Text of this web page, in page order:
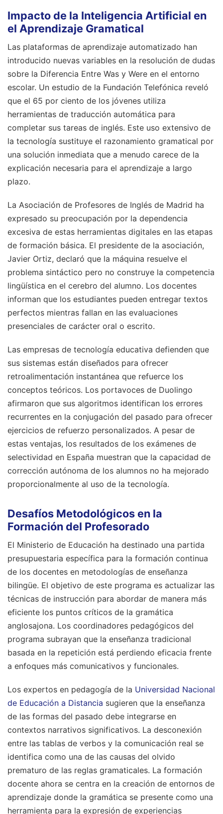
Impacto de la Inteligencia Artificial en
el Aprendizaje Gramatical
Las plataformas de aprendizaje automatizado han
introducido nuevas variables en la resolución de dudas
sobre la Diferencia Entre Was y Were en el entorno
escolar. Un estudio de la Fundación Telefónica reveló
que el 65 por ciento de los jóvenes utiliza
herramientas de traducción automática para
completar sus tareas de inglés. Este uso extensivo de
la tecnología sustituye el razonamiento gramatical por
una solución inmediata que a menudo carece de la
explicación necesaria para el aprendizaje a largo
plazo.
La Asociación de Profesores de Inglés de Madrid ha
expresado su preocupación por la dependencia
excesiva de estas herramientas digitales en las etapas
de formación básica. El presidente de la asociación,
Javier Ortiz, declaró que la máquina resuelve el
problema sintáctico pero no construye la competencia
lingüística en el cerebro del alumno. Los docentes
informan que los estudiantes pueden entregar textos
perfectos mientras fallan en las evaluaciones
presenciales de carácter oral o escrito.
Las empresas de tecnología educativa defienden que
sus sistemas están diseñados para ofrecer
retroalimentación instantánea que refuerce los
conceptos teóricos. Los portavoces de Duolingo
afirmaron que sus algoritmos identifican los errores
recurrentes en la conjugación del pasado para ofrecer
ejercicios de refuerzo personalizados. A pesar de
estas ventajas, los resultados de los exámenes de
selectividad en España muestran que la capacidad de
corrección autónoma de los alumnos no ha mejorado
proporcionalmente al uso de la tecnología.
Desafíos Metodológicos en la
Formación del Profesorado
El Ministerio de Educación ha destinado una partida
presupuestaria específica para la formación continua
de los docentes en metodologías de enseñanza
bilingüe. El objetivo de este programa es actualizar las
técnicas de instrucción para abordar de manera más
eficiente los puntos críticos de la gramática
anglosajona. Los coordinadores pedagógicos del
programa subrayan que la enseñanza tradicional
basada en la repetición está perdiendo eficacia frente
a enfoques más comunicativos y funcionales.
Los expertos en pedagogía de la Universidad Nacional
de Educación a Distancia sugieren que la enseñanza
de las formas del pasado debe integrarse en
contextos narrativos significativos. La desconexión
entre las tablas de verbos y la comunicación real se
identifica como una de las causas del olvido
prematuro de las reglas gramaticales. La formación
docente ahora se centra en la creación de entornos de
aprendizaje donde la gramática se presente como una
herramienta para la expresión de experiencias